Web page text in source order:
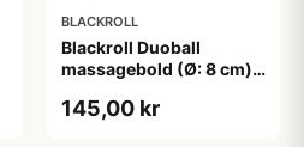
BLACKROLL
Blackroll Duoball
massagebold (Ø: 8 cm).
genanvendelige
145,00 kr